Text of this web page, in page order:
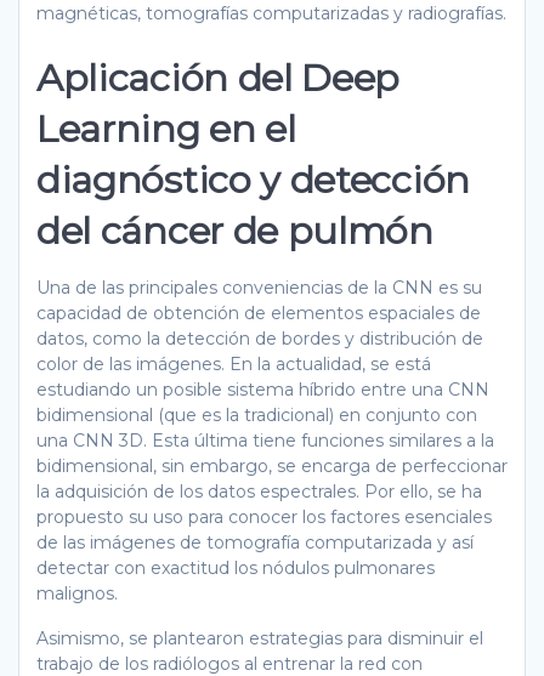
magnéticas, tomografías computarizadas y radiografías.
Aplicación del Deep
Learning en el
diagnóstico y detección
del cáncer de pulmón
Una de las principales conveniencias de la CNN es su
capacidad de obtención de elementos espaciales de
datos, como la detección de bordes y distribución de
color de las imágenes. En la actualidad, se está
estudiando un posible sistema híbrido entre una CNN
bidimensional (que es la tradicional) en conjunto con
una CNN 3D. Esta última tiene funciones similares a la
bidimensional, sin embargo, se encarga de perfeccionar
la adquisición de los datos espectrales. Por ello, se ha
propuesto su uso para conocer los factores esenciales
de las imágenes de tomografía computarizada y así
detectar con exactitud los nódulos pulmonares
malignos.
Asimismo, se plantearon estrategias para disminuir el
trabajo de los radiólogos al entrenar la red con